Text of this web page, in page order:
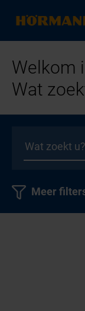
Welkom
Wat
Meer